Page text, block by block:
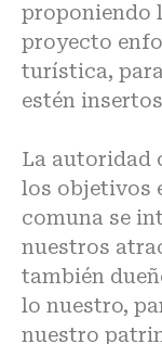
proponiendo
proyecto
turística,
estén
La autoridad
los objetivos
comuna se
nuestros
también
lo nuestro,
nuestro